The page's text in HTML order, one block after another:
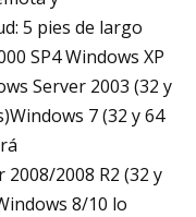
5 pies de largo
SP4 Windows XP
Server 2003 (32 y
7 (32 y 64
2008 R2 (32 y
8/10 lo